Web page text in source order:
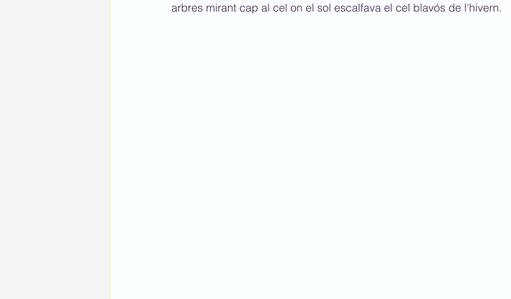
arbres mirant cap al cel on el sol escalfava el cel blavós de l'hivern.